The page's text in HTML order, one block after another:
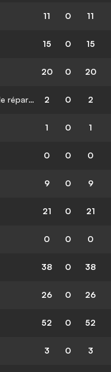
11 0 11
15 0 15
20 0 20
Buts depuis l'extérieur de la surface de réparation 2 0 2
1 0 1
0 0 0
9 0 9
21 0 21
0 0 0
38 0 38
26 0 26
52 0 52
3 0 3